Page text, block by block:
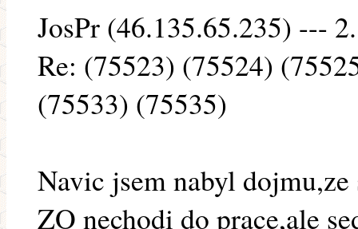
JosPr (46.135.65.235) ---
Re: (75523) (75524)
(75533) (75535)
Navic jsem nabyl
ZO nechodi do prace,ale